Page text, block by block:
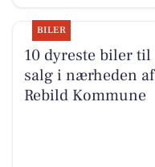
BILER
10 dyreste biler til
salg i nærheden af
Rebild Kommune